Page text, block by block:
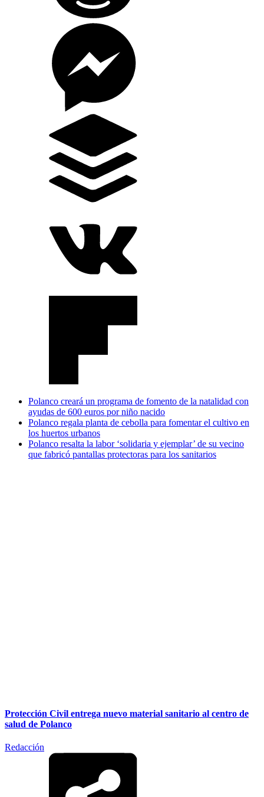
Polanco creará un programa de fomento de la natalidad con
ayudas de 600 euros por niño nacido
Polanco regala planta de cebolla para fomentar el cultivo en
los huertos urbanos
Polanco resalta la labor ‘solidaria y ejemplar’ de su vecino
que fabricó pantallas protectoras para los sanitarios
Protección Civil entrega nuevo material sanitario al centro de
salud de Polanco
Redacción